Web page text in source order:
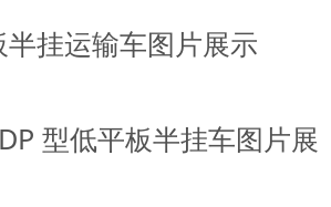
挂运输车图片展示
型低平板半挂车图片展